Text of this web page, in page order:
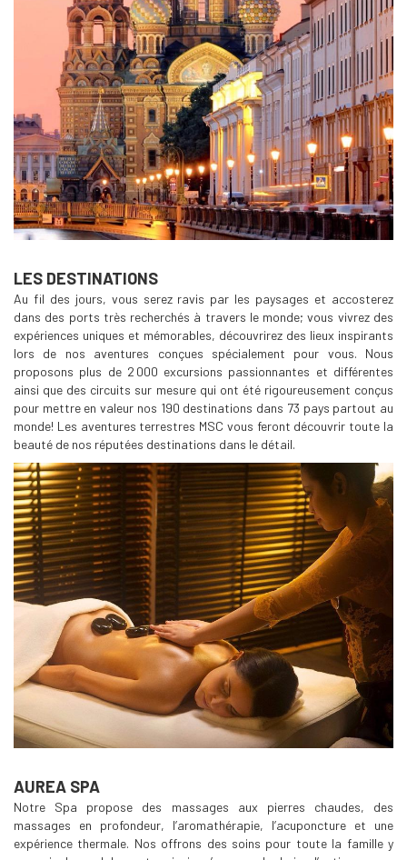
LES DESTINATIONS
Au fil des jours, vous serez ravis par les paysages et accosterez
dans des ports très recherchés à travers le monde; vous vivrez des
expériences uniques et mémorables, découvrirez des lieux inspirants
lors de nos aventures conçues spécialement pour vous. Nous
proposons plus de 2 000 excursions passionnantes et différentes
ainsi que des circuits sur mesure qui ont été rigoureusement conçus
pour mettre en valeur nos 190 destinations dans 73 pays partout au
monde! Les aventures terrestres MSC vous feront découvrir toute la
beauté de nos réputées destinations dans le détail.
AUREA SPA
Notre Spa propose des massages aux pierres chaudes, des
massages en profondeur, l’aromathérapie, l’acuponcture et une
expérience thermale. Nos offrons des soins pour toute la famille y